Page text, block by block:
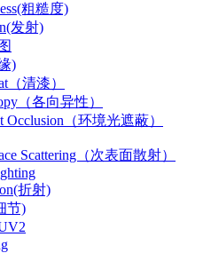
粗糙度)
发射)
)
（清漆）
（各向异性）
Occlusion（环境光遮蔽）
Scattering（次表面散射）
折射)
节)